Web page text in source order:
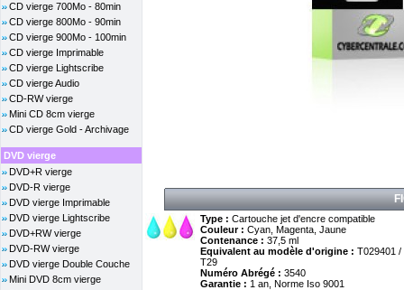
CD vierge 700Mo - 80min
CD vierge 800Mo - 90min
CD vierge 900Mo - 100min
CD vierge Imprimable
CD vierge Lightscribe
CD vierge Audio
CD-RW vierge
Mini CD 8cm vierge
CD vierge Gold - Archivage
DVD vierge
DVD+R vierge
DVD-R vierge
DVD vierge Imprimable
DVD vierge Lightscribe
DVD+RW vierge
DVD-RW vierge
DVD vierge Double Couche
Mini DVD 8cm vierge
Type : Cartouche jet d'encre compatible
Couleur : Cyan, Magenta, Jaune
Contenance : 37,5 ml
Equivalent au modèle d'origine : T029401 /
T29
Numéro Abrégé : 3540
Garantie : 1 an, Norme Iso 9001